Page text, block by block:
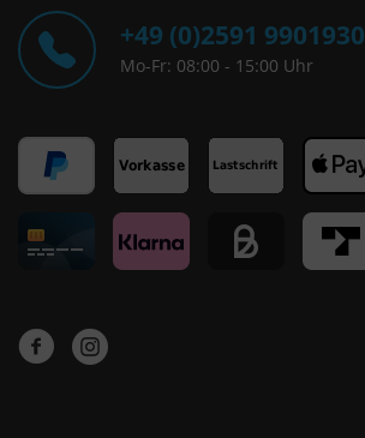
+49 (0)2591 9901930
Mo-Fr: 08:00 - 15:00 Uhr